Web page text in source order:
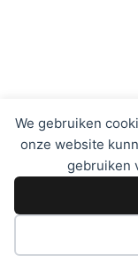
We gebruiken
onze website
gebruiken